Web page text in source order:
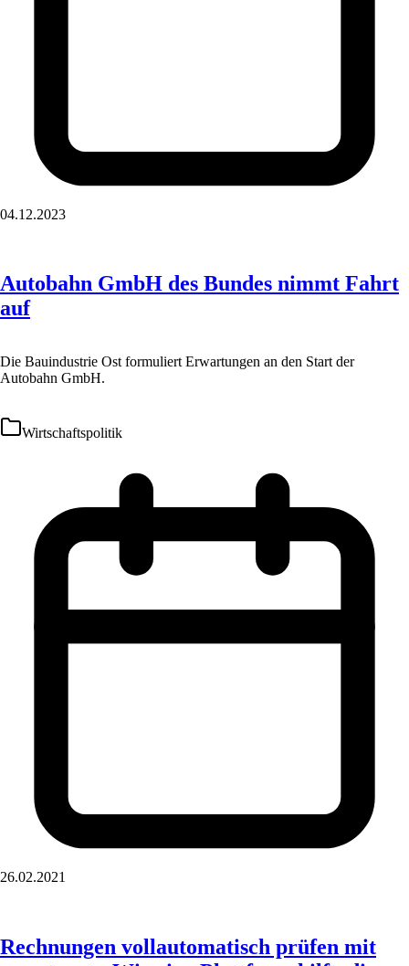
04.12.2023
Autobahn GmbH des Bundes nimmt Fahrt
auf
Die Bauindustrie Ost formuliert Erwartungen an den Start der
Autobahn GmbH.
Wirtschaftspolitik
26.02.2021
Rechnungen vollautomatisch prüfen mit